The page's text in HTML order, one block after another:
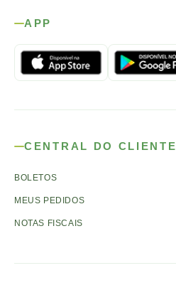
APP
CENTRAL DO CLIENTE
BOLETOS
MEUS PEDIDOS
NOTAS FISCAIS